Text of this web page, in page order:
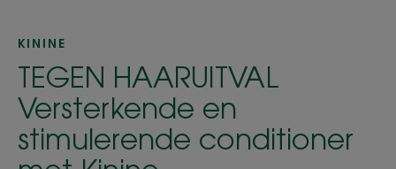
KININE
TEGEN HAARUITVAL
Versterkende en
stimulerende conditioner